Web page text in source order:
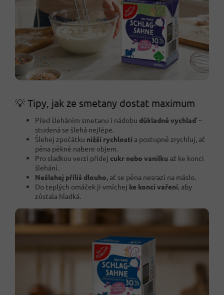
💡 Tipy, jak ze smetany dostat maximum
Před šleháním smetanu i nádobu důkladně vychlaď–
studená se šlehá nejlépe.
Šlehej zpočátku nižší rychlostí a postupně zrychluj, ať
pěna pěkně nabere objem.
Pro sladkou verzi přidej cukr nebo vanilku až ke konci
šlehání.
Nešlehej příliš dlouho , ať se pěna nesrazí na máslo.
Do teplých omáček ji vmíchej ke konci vaření , aby
zůstala hladká.